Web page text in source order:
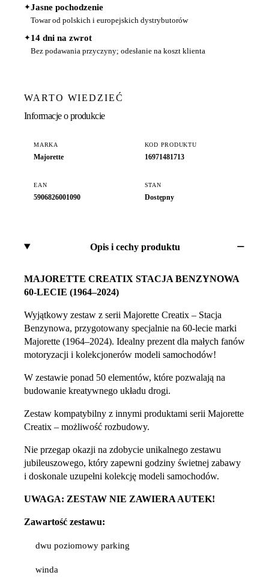
✦Jasne pochodzenie
Towar od polskich i europejskich dystrybutorów
✦14 dni na zwrot
Bez podawania przyczyny; odesłanie na koszt klienta
WARTO WIEDZIEĆ
Informacje o produkcie
MARKA
Majorette
KOD PRODUKTU
16971481713
EAN
5906826001090
STAN
Dostępny
Opis i cechy produktu
MAJORETTE CREATIX STACJA BENZYNOWA
60-LECIE (1964–2024)
Wyjątkowy zestaw z serii Majorette Creatix – Stacja
Benzynowa, przygotowany specjalnie na 60-lecie marki
Majorette (1964–2024). Idealny prezent dla małych fanów
motoryzacji i kolekcjonerów modeli samochodów!
W zestawie ponad 50 elementów, które pozwalają na
budowanie kreatywnego układu drogi.
Zestaw kompatybilny z innymi produktami serii Majorette
Creatix – możliwość rozbudowy.
Nie przegap okazji na zdobycie unikalnego zestawu
jubileuszowego, który zapewni godziny świetnej zabawy
i doskonale uzupełni kolekcję modeli samochodów.
UWAGA: ZESTAW NIE ZAWIERA AUTEK!
Zawartość zestawu:
dwu poziomowy parking
winda